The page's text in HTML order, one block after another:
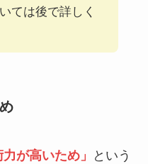
ては後で詳しく
力が高いため」
という